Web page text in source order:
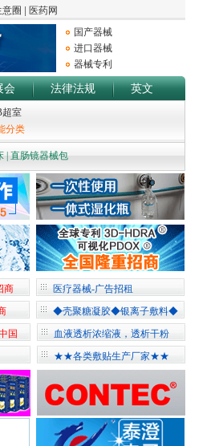
国产器械
进口器械
器械专利
会 法律法规 英文
超室
分类
直肠镜器械包
商
医疗器械-广告招租
◆壳聚糖凝胶◆银离子敷料◆
国
血液透析浓缩液，透析干粉
★★各类敷贴生产厂家★★